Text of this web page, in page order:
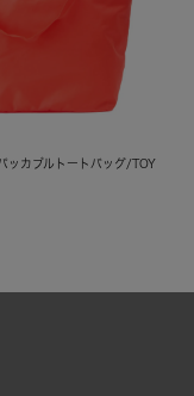
ッカブルトートバッグ/TOY